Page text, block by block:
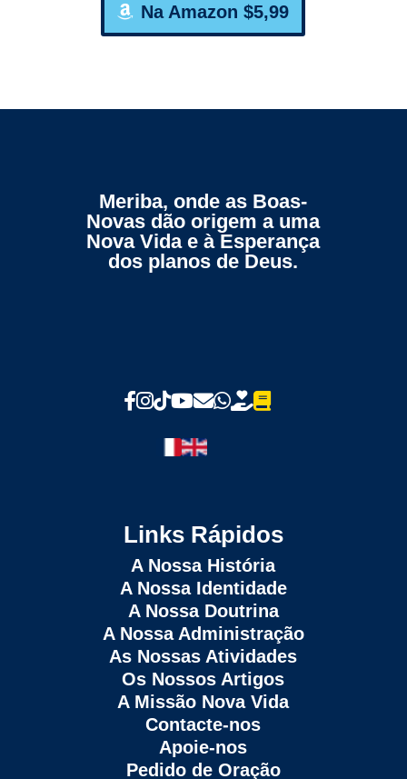
Na Amazon $5,99
Meriba, onde as Boas-
Novas dão origem a uma
Nova Vida e à Esperança
dos planos de Deus.
Links Rápidos
A Nossa História
A Nossa Identidade
A Nossa Doutrina
A Nossa Administração
As Nossas Atividades
Os Nossos Artigos
A Missão Nova Vida
Contacte-nos
Apoie‑nos
Pedido de Oração